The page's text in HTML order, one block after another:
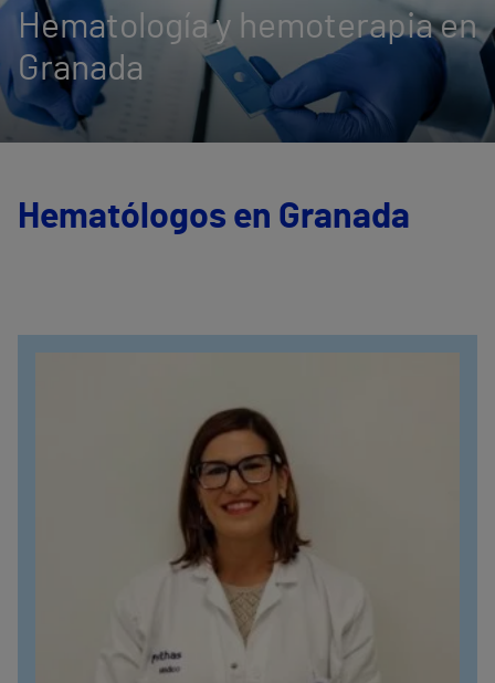
Hematología y hemoterapia en
Granada
Hematólogos en Granada